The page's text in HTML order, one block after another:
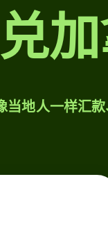
当地人一样汇